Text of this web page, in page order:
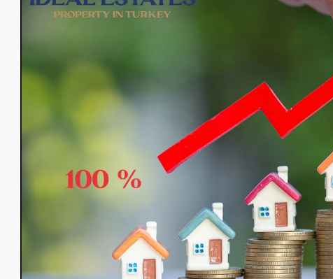
от€140,000
€435,000
Элитный жилой комплекс в Оба
Оба
1, 2, 3, 4 1, 2, 3 48-205 m²
23107-AG